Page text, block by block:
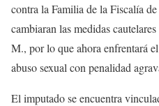
contra la Familia de la Fiscalía
cambiaran las medidas
M., por lo que ahora enfrentará
abuso sexual con penalidad
El imputado se encuentra